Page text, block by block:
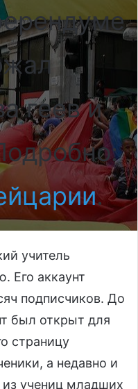
геев и
.
учитель
Его аккаунт
подписчиков. До
был открыт для
страницу
а недавно и
учениц младших